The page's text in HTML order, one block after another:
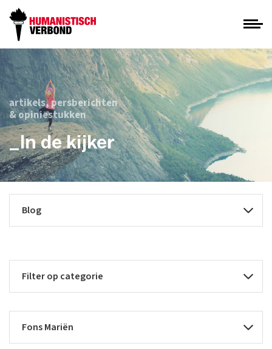
artikels, persberichten
& opiniestukken
_In de kijker